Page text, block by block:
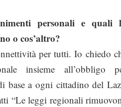
personali e quali
o cos’altro?
per tutti. Io chiedo
insieme all’obbligo
base a ogni cittadino del
“Le leggi regionali